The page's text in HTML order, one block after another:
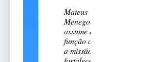
Mateus
Menegotto
assume a
função com
a missão de